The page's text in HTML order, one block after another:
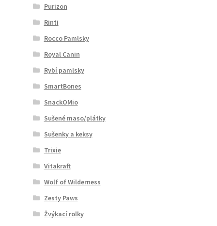
Purizon
Rinti
Rocco Pamlsky
Royal Canin
Rybí pamlsky
SmartBones
SnackOMio
Sušené maso/plátky
Sušenky a keksy
Trixie
Vitakraft
Wolf of Wilderness
Zesty Paws
Žvýkací rolky